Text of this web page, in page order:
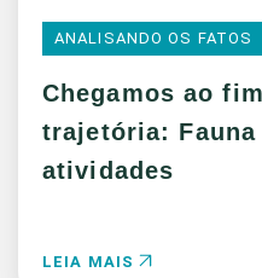
ANALISANDO OS FATOS
Chegamos ao
trajetória: Fauna
atividades
LEIA MAIS